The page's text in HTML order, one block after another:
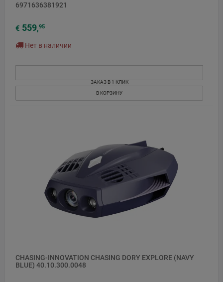
6971636381921
€ 559,95
Нет в наличии
ЗАКАЗ В 1 КЛИК
В КОРЗИНУ
CHASING-INNOVATION CHASING DORY EXPLORE (NAVY
BLUE) 40.10.300.0048